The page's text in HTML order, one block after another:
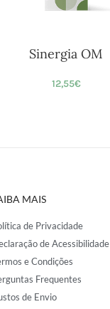
Sinergia OM
12,55€
MAIS
de Privacidade
de Acessibilidade
e Condições
Frequentes
de Envio